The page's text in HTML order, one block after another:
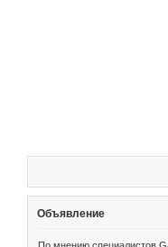
Объявление
По мнению специалистов